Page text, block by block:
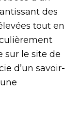
des
tout en
sur le site de
d’un savoir-